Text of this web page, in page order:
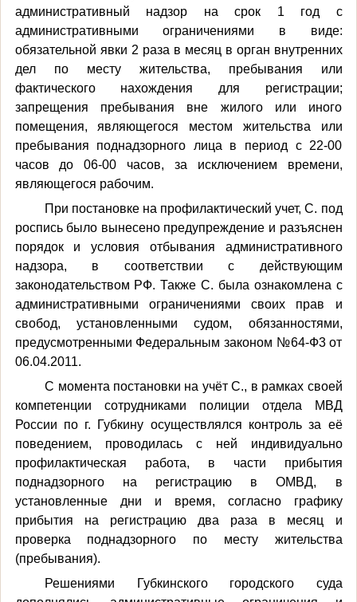
административный надзор на срок 1 год с
административными ограничениями в виде:
обязательной явки 2 раза в месяц в орган внутренних
дел по месту жительства, пребывания или
фактического нахождения для регистрации;
запрещения пребывания вне жилого или иного
помещения, являющегося местом жительства или
пребывания поднадзорного лица в период с 22-00
часов до 06-00 часов, за исключением времени,
являющегося рабочим.
При постановке на профилактический учет, С. под
роспись было вынесено предупреждение и разъяснен
порядок и условия отбывания административного
надзора, в соответствии с действующим
законодательством РФ. Также С. была ознакомлена с
административными ограничениями своих прав и
свобод, установленными судом, обязанностями,
предусмотренными Федеральным законом №64-Ф3 от
06.04.2011.
С момента постановки на учёт С., в рамках своей
компетенции сотрудниками полиции отдела МВД
России по г. Губкину осуществлялся контроль за её
поведением, проводилась с ней индивидуально
профилактическая работа, в части прибытия
поднадзорного на регистрацию в ОМВД, в
установленные дни и время, согласно графику
прибытия на регистрацию два раза в месяц и
проверка поднадзорного по месту жительства
(пребывания).
Решениями Губкинского городского суда